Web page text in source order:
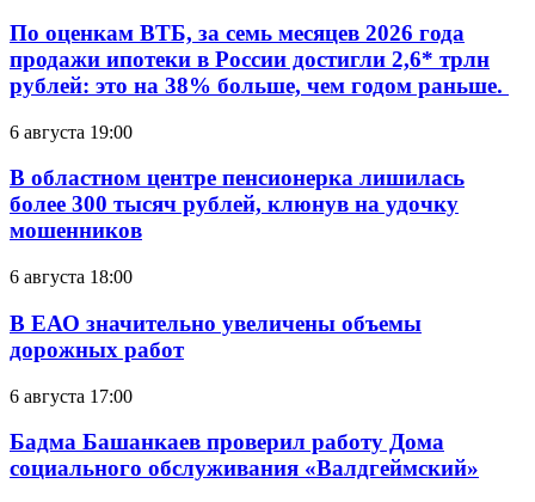
По оценкам ВТБ, за семь месяцев 2026 года
продажи ипотеки в России достигли 2,6* трлн
рублей: это на 38% больше, чем годом раньше.
6 августа 19:00
В областном центре пенсионерка лишилась
более 300 тысяч рублей, клюнув на удочку
мошенников
6 августа 18:00
В ЕАО значительно увеличены объемы
дорожных работ
6 августа 17:00
Бадма Башанкаев проверил работу Дома
социального обслуживания «Валдгеймский»